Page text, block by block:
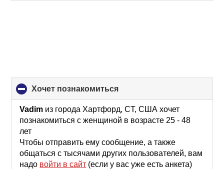
хочет познакомиться
to
collapse
contents
Vadim из города Хартфорд, CT, США хочет
познакомиться с женщиной в возрасте 25 - 48
лет
Чтобы отправить ему сообщение, а также
общаться с тысячами других пользователей, вам
надо войти в сайт (если у вас уже есть анкета)